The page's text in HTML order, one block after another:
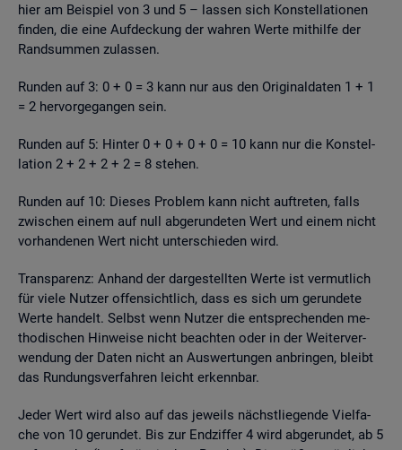
hier am Bei­spiel von 3 und 5 – las­sen sich Kon­stel­la­tio­nen
fin­den, die eine Auf­de­ckung der wah­ren Werte mit­hil­fe der
Rand­sum­men zu­las­sen.
Run­den auf 3: 0 + 0 = 3 kann nur aus den Ori­gi­nal­da­ten 1 + 1
= 2 her­vor­ge­gan­gen sein.
Run­den auf 5: Hin­ter 0 + 0 + 0 + 0 = 10 kann nur die Kon­stel­
la­ti­on 2 + 2 + 2 + 2 = 8 ste­hen.
Run­den auf 10: Die­ses Pro­blem kann nicht auf­tre­ten, falls
zwi­schen einem auf null ab­ge­run­de­ten Wert und einem nicht
vor­han­de­nen Wert nicht un­ter­schie­den wird.
Trans­pa­renz: An­hand der dar­ge­stell­ten Werte ist ver­mut­lich
für viele Nut­zer of­fen­sicht­lich, dass es sich um ge­run­de­te
Werte han­delt. Selbst wenn Nut­zer die ent­spre­chen­den me­
tho­di­schen Hin­wei­se nicht be­ach­ten oder in der Wei­ter­ver­
wen­dung der Daten nicht an Aus­wer­tun­gen an­brin­gen, bleibt
das Run­dungs­ver­fah­ren leicht er­kenn­bar.
Jeder Wert wird also auf das je­weils nächst­lie­gen­de Viel­fa­
che von 10 ge­run­det. Bis zur End­zif­fer 4 wird ab­ge­run­det, ab 5